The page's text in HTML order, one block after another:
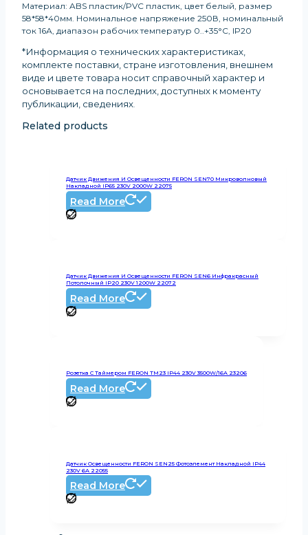
Материал: ABS пластик/PVC пластик, цвет белый, размер
58*58*40мм. Номинальное напряжение 250В, номинальный
ток 16А, диапазон рабочих температур 0..+35°C, IP20
*Информация о технических характеристиках,
комплекте поставки, стране изготовления, внешнем
виде и цвете товара носит справочный характер и
основывается на последних, доступных к моменту
публикации, сведениях.
Related products
Датчик Движения И Освещенности FERON SEN70 Микроволновый
Накладной IP65 230V 2000W 22075
Read More
Датчик Движения И Освещенности FERON SEN6 Инфракрасный
Потолочный IP20 230V 1200W 22072
Read More
Розетка С Таймером FERON TM23 IP44 230V 3500W/16А 23206
Read More
Датчик Освещенности FERON SEN25 Фотоэлемент Накладной IP44
230V 6А 22055
Read More